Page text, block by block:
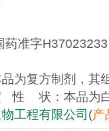
药准字
为复方制剂，其
性 状：本品为
工程有限公司 (产